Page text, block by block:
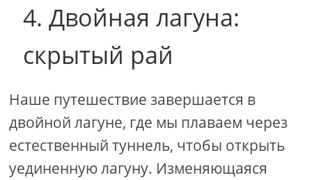
o
4. Двойная лагуна:
скрытый рай
Наше путешествие завершается в
двойной лагуне, где мы плаваем через
естественный туннель, чтобы открыть
уединенную лагуну. Изменяющаяся